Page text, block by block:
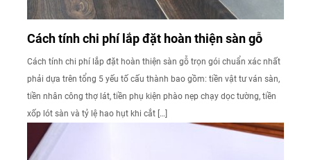
Cách tính chi phí lắp đặt hoàn thiện sàn gỗ
Cách tính chi phí lắp đặt hoàn thiện sàn gỗ trọn gói chuẩn xác nhất
phải dựa trên tổng 5 yếu tố cấu thành bao gồm: tiền vật tư ván sàn,
tiền nhân công thợ lát, tiền phụ kiện phào nẹp chạy dọc tường, tiền
xốp lót sàn và tỷ lệ hao hụt khi cắt […]